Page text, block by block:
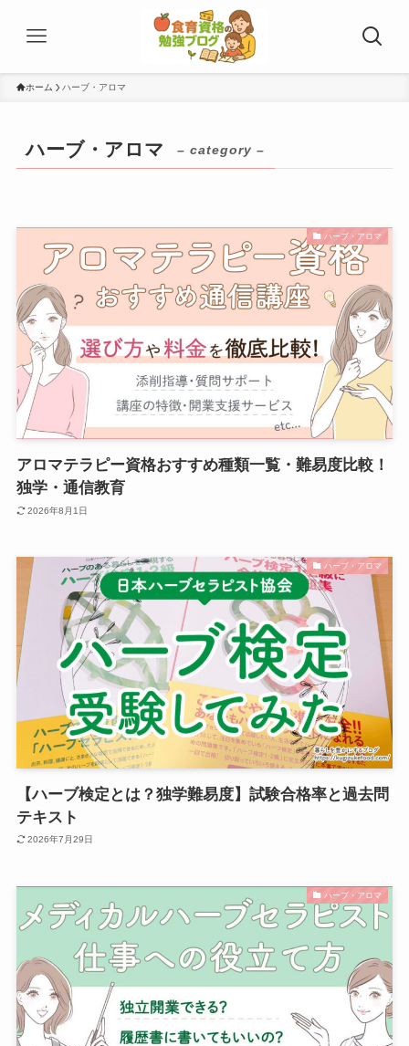
ホーム ハーブ・アロマ
ハーブ・アロマ – category –
ハーブ・アロマ
アロマテラピー資格おすすめ種類一覧・難易度比較！
独学・通信教育
2026年8月1日
ハーブ・アロマ
【ハーブ検定とは？独学難易度】試験合格率と過去問
テキスト
2026年7月29日
ハーブ・アロマ